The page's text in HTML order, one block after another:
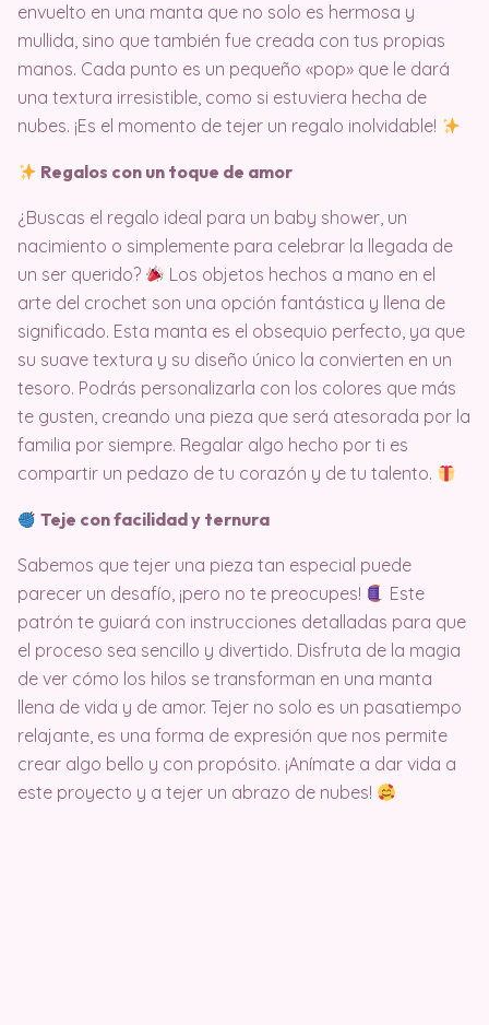
envuelto en una manta que no solo es hermosa y
mullida, sino que también fue creada con tus propias
manos. Cada punto es un pequeño «pop» que le dará
una textura irresistible, como si estuviera hecha de
nubes. ¡Es el momento de tejer un regalo inolvidable!
Regalos con un toque de amor
¿Buscas el regalo ideal para un baby shower, un
nacimiento o simplemente para celebrar la llegada de
un ser querido?
Los objetos hechos a mano en el
arte del crochet son una opción fantástica y llena de
significado. Esta manta es el obsequio perfecto, ya que
su suave textura y su diseño único la convierten en un
tesoro. Podrás personalizarla con los colores que más
te gusten, creando una pieza que será atesorada por la
familia por siempre. Regalar algo hecho por ti es
compartir un pedazo de tu corazón y de tu talento.
Teje con facilidad y ternura
Sabemos que tejer una pieza tan especial puede
parecer un desafío, ¡pero no te preocupes!
Este
patrón te guiará con instrucciones detalladas para que
el proceso sea sencillo y divertido. Disfruta de la magia
de ver cómo los hilos se transforman en una manta
llena de vida y de amor. Tejer no solo es un pasatiempo
relajante, es una forma de expresión que nos permite
crear algo bello y con propósito. ¡Anímate a dar vida a
este proyecto y a tejer un abrazo de nubes!